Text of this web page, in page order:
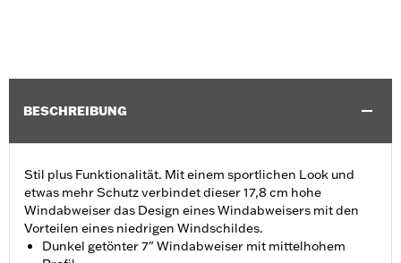
BESCHREIBUNG
Stil plus Funktionalität. Mit einem sportlichen Look und
etwas mehr Schutz verbindet dieser 17,8 cm hohe
Windabweiser das Design eines Windabweisers mit den
Vorteilen eines niedrigen Windschildes.
Dunkel getönter 7" Windabweiser mit mittelhohem